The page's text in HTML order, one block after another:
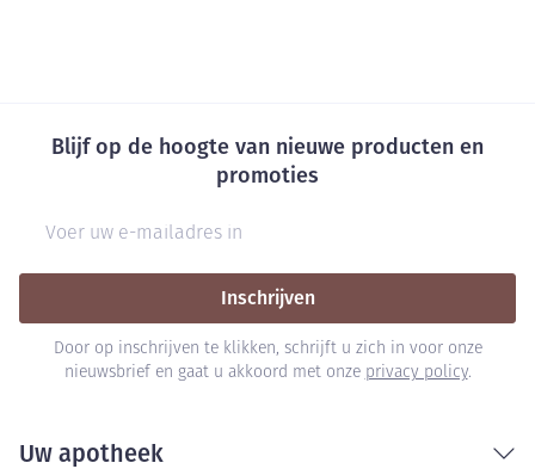
Blijf op de hoogte van nieuwe producten en
promoties
Inschrijven
Door op inschrijven te klikken, schrijft u zich in voor onze
nieuwsbrief en gaat u akkoord met onze privacy policy.
Uw apotheek